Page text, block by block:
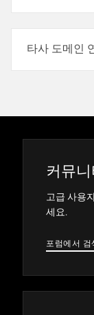
타사 도메인
커뮤니
고급 사용
세요.
포럼에서 검
→